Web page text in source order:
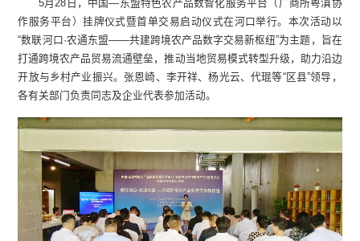
5月28日，中国—东盟特色农产品数智化服务平台（广商所粤滇协
作服务平台）挂牌仪式暨首单交易启动仪式在河口举行。本次活动以
“数联河口·农通东盟——共建跨境农产品数字交易新枢纽”为主题，旨在
打通跨境农产品贸易流通壁垒，推动当地贸易模式转型升级，助力沿边
开放与乡村产业振兴。张恩崎、李开祥、杨光云、代琨等“区县”领导，
各有关部门负责同志及企业代表参加活动。